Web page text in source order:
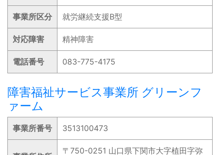
事業所区分 就労継続支援B型
対応障害 精神障害
電話番号 083-775-4175
障害福祉サービス事業所 グリーンフ
ァーム
事業所番号 3513100473
〒750-0251 山口県下関市大字植田字弥